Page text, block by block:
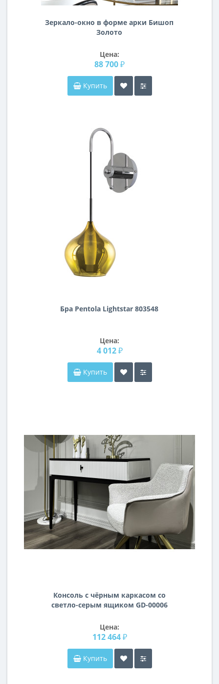
Зеркало-окно в форме арки Бишоп
Золото
Цена:
88 700 ₽
Купить
Бра Pentola Lightstar 803548
Цена:
4 012 ₽
Купить
Консоль с чёрным каркасом со
светло-серым ящиком GD-00006
Цена:
112 464 ₽
Купить